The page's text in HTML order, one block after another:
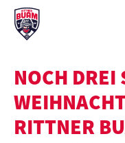
NOCH DREI
RITTNER